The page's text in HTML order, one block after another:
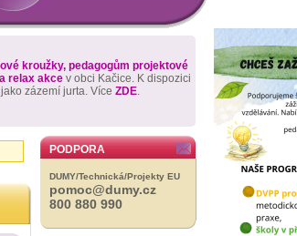
kroužky, pedagogům projektové
relax akce v obci Kačice. K dispozici
zázemí jurta. Více ZDE.
PODPORA
DUMY/Technická/Projekty EU
pomoc@dumy.cz
800 880 990